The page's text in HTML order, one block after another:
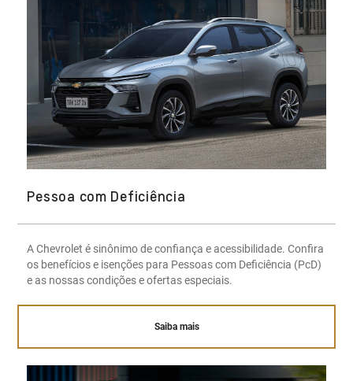
Pessoa com Deficiência
A Chevrolet é sinônimo de confiança e acessibilidade. Confira
os benefícios e isenções para Pessoas com Deficiência (PcD)
e as nossas condições e ofertas especiais.
Saiba mais